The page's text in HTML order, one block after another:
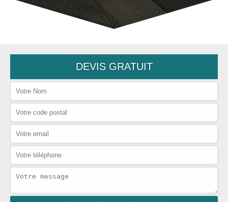
DEVIS GRATUIT